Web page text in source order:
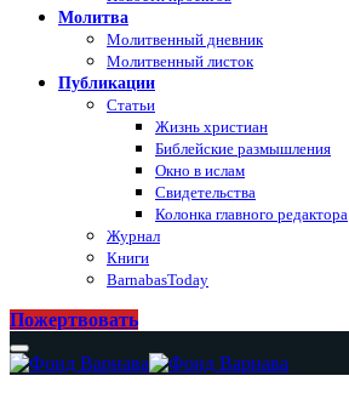
Молитва
Молитвенный дневник
Молитвенный листок
Публикации
Статьи
Жизнь христиан
Библейские размышления
Окно в ислам
Свидетельства
Колонка главного редактора
Журнал
Книги
BarnabasToday
Пожертвовать